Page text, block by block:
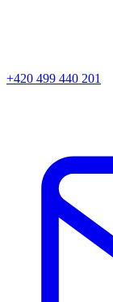
+420 499 440 201